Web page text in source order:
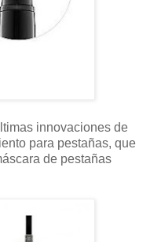
innovaciones de
para pestañas, que
de pestañas